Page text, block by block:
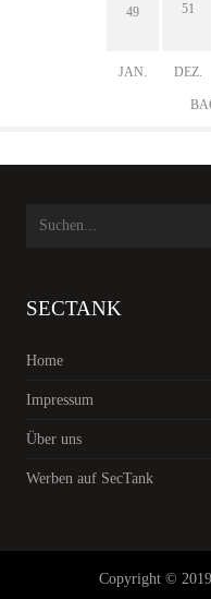
49
JAN.
51
DEZ.
SECTANK
Home
Impressum
Über uns
Werben auf SecTank
Copyright ©